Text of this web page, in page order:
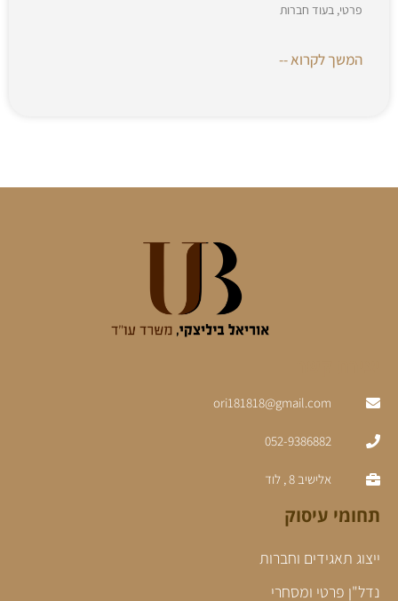
פרטי, בעוד חברות
המשך לקרוא --
ori181818@gmail.com
052-9386882
אלישיב 8 , לוד
תחומי עיסוק
ייצוג תאגידים וחברות
נדל"ן פרטי ומסחרי